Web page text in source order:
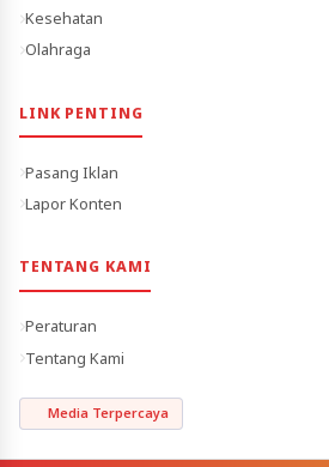
Kesehatan
Olahraga
LINK PENTING
Pasang Iklan
Lapor Konten
TENTANG KAMI
Peraturan
Tentang Kami
Media Terpercaya